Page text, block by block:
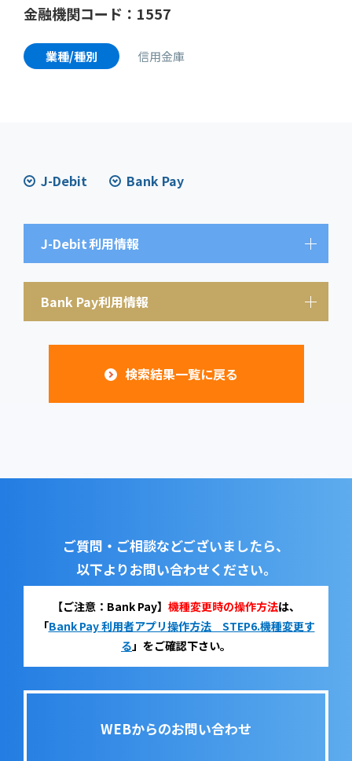
金融機関コード：1557
業種/種別 信用金庫
J-Debit Bank Pay
J-Debit利用情報
Bank Pay利用情報
検索結果一覧に戻る
ご質問・ご相談などございましたら、
以下よりお問い合わせください。
【ご注意：Bank Pay】 機種変更時の操作方法は、
「Bank Pay 利用者アプリ操作方法 STEP6.機種変更す
る 」をご確認下さい。
WEBからのお問い合わせ